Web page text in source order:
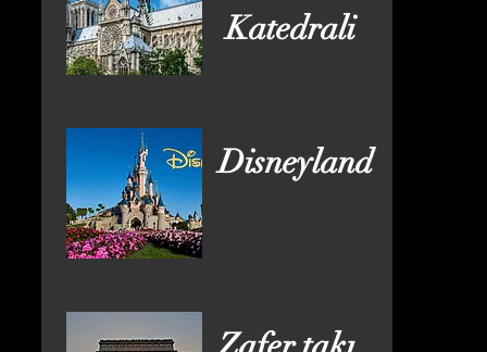
Katedrali
Disneyland